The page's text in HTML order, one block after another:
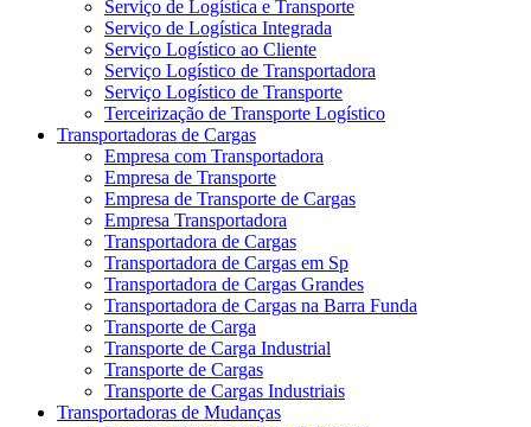
Serviço de Logística e Transporte
Serviço de Logística Integrada
Serviço Logístico ao Cliente
Serviço Logístico de Transportadora
Serviço Logístico de Transporte
Terceirização de Transporte Logístico
Transportadoras de Cargas
Empresa com Transportadora
Empresa de Transporte
Empresa de Transporte de Cargas
Empresa Transportadora
Transportadora de Cargas
Transportadora de Cargas em Sp
Transportadora de Cargas Grandes
Transportadora de Cargas na Barra Funda
Transporte de Carga
Transporte de Carga Industrial
Transporte de Cargas
Transporte de Cargas Industriais
Transportadoras de Mudanças